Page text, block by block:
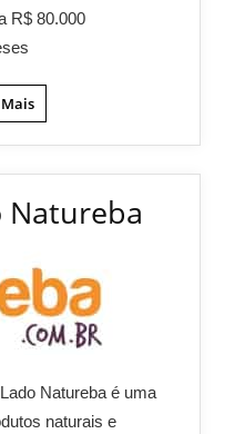
R$ 80.000
Natureba
Natureba é uma
naturais e